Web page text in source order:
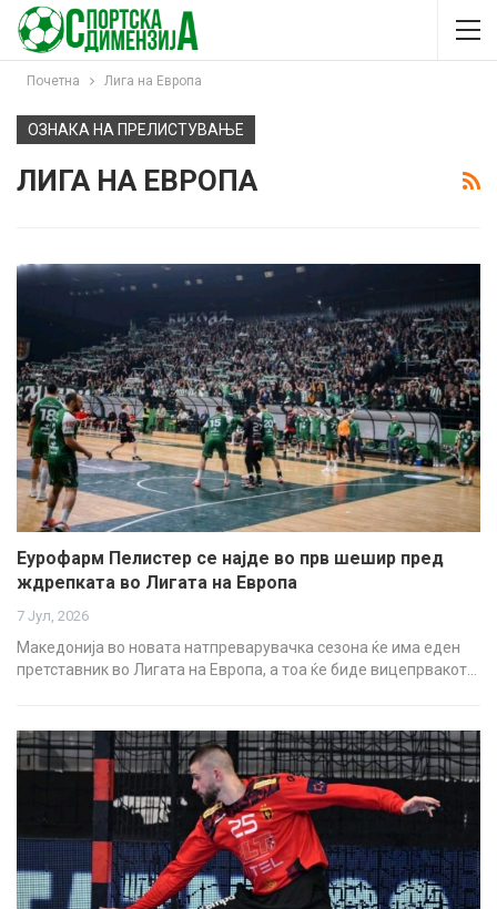
Почетна Лига на Европа
ОЗНАКА НА ПРЕЛИСТУВАЊЕ
ЛИГА НА ЕВРОПА
Еурофарм Пелистер се најде во прв шешир пред
ждрепката во Лигата на Европа
7 Јул, 2026
Македонија во новата натпреварувачка сезона ќе има еден
претставник во Лигата на Европа, а тоа ќе биде вицепрвакот…